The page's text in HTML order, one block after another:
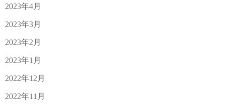
2023年4月
2023年3月
2023年2月
2023年1月
2022年12月
2022年11月